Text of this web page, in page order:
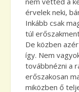
érvelek neki,
Inkább csak
túl
De közben
így. Nem
továbbnézni a
erőszakosan
miközben ő